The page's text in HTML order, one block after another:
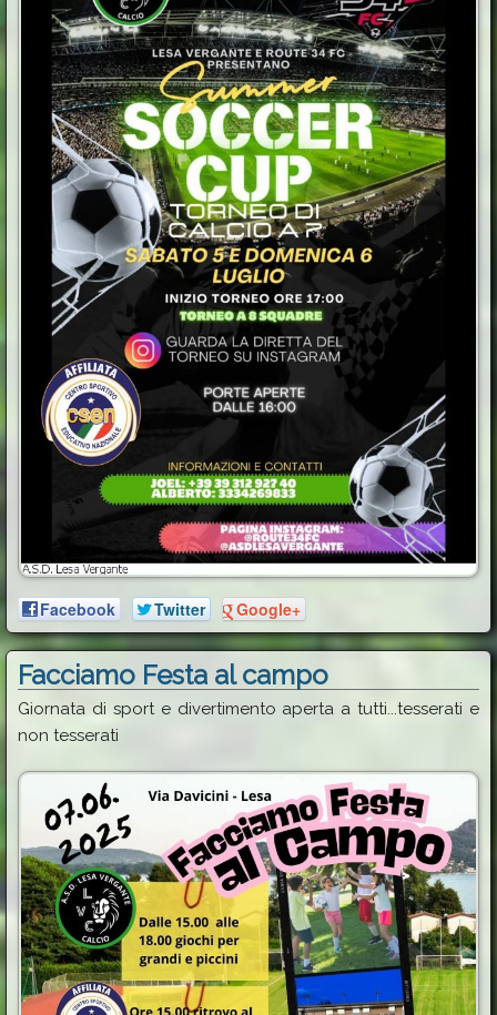
Facebook Twitter Google+
Facciamo Festa al campo
Giornata di sport e divertimento aperta a tutti...tesserati e
non tesserati